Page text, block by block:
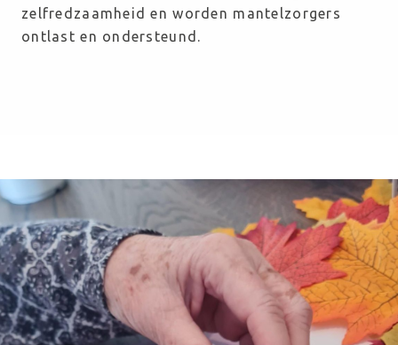
zelfredzaamheid en worden mantelzorgers
ontlast en ondersteund.